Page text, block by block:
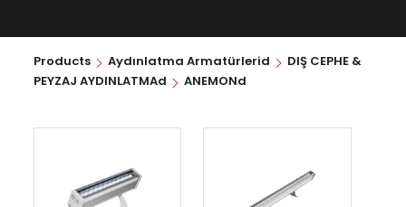
Products Aydınlatma Armatürlerid
DIŞ CEPHE &
PEYZAJ AYDINLATMAd
ANEMONd